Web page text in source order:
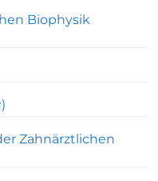
Biophysik
Zahnärztlichen